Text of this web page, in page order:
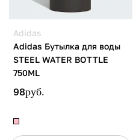
Adidas
Adidas Бутылка для воды
STEEL WATER BOTTLE
750ML
98руб.